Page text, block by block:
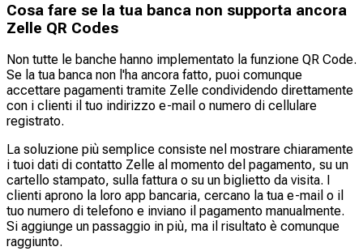
Cosa fare se la tua banca non supporta ancora
Zelle QR Codes
Non tutte le banche hanno implementato la funzione QR Code.
Se la tua banca non l'ha ancora fatto, puoi comunque
accettare pagamenti tramite Zelle condividendo direttamente
con i clienti il tuo indirizzo e-mail o numero di cellulare
registrato.
La soluzione più semplice consiste nel mostrare chiaramente
i tuoi dati di contatto Zelle al momento del pagamento, su un
cartello stampato, sulla fattura o su un biglietto da visita. I
clienti aprono la loro app bancaria, cercano la tua e-mail o il
tuo numero di telefono e inviano il pagamento manualmente.
Si aggiunge un passaggio in più, ma il risultato è comunque
raggiunto.